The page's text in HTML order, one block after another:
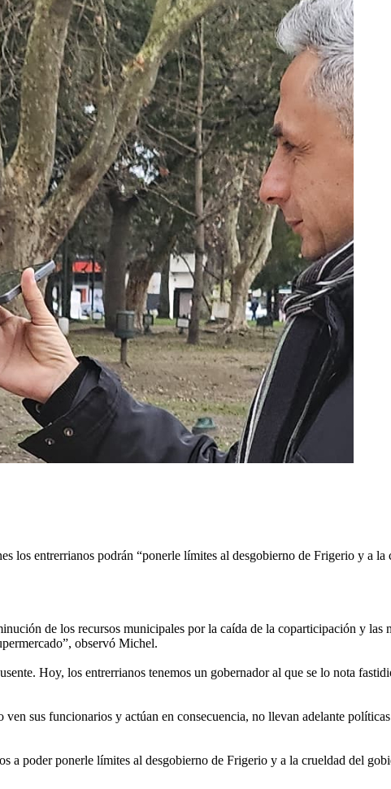
los entrerrianos podrán “ponerle límites al desgobierno de Frigerio y a
de los recursos municipales por la caída de la coparticipación y las
observó Michel.
Hoy, los entrerrianos tenemos un gobernador al que se lo nota
sus funcionarios y actúan en consecuencia, no llevan adelante
a poder ponerle límites al desgobierno de Frigerio y a la crueldad del